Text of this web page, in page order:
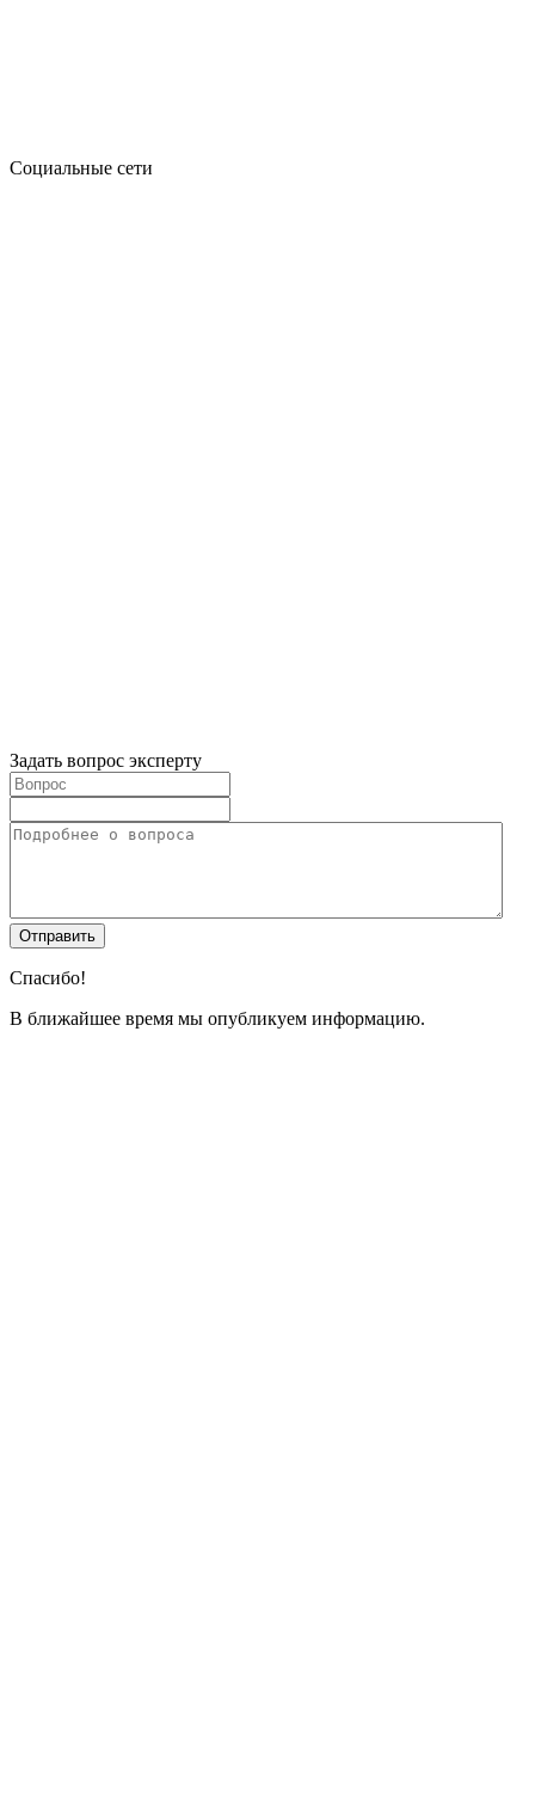
Социальные сети
Задать вопрос эксперту
Спасибо!
В ближайшее время мы опубликуем информацию.